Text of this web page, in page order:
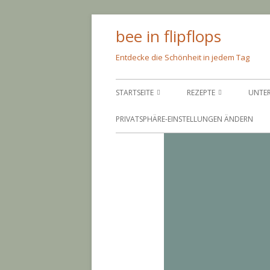
bee in flipflops
Entdecke die Schönheit in jedem Tag
Primäres
Menü
STARTSEITE
ÜBER MICH
REZEPTE
PFEIF AUF DIE KALORIEN
PRIVATSPHÄRE-EINSTELLUNGEN ÄNDERN